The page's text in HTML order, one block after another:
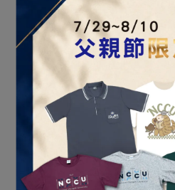
【特惠】政治大學棉布手
提袋
NT$350
加入購物車